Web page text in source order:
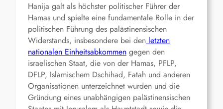
Hanija galt als höchster politischer Führer der
Hamas und spielte eine fundamentale Rolle in der
politischen Führung des palästinensischen
Widerstands, insbesondere bei den letzten
nationalen Einheitsabkommen gegen den
israelischen Staat, die von der Hamas, PFLP,
DFLP, Islamischem Dschihad, Fatah und anderen
Organisationen unterzeichnet wurden und die
Gründung eines unabhängigen palästinensischen